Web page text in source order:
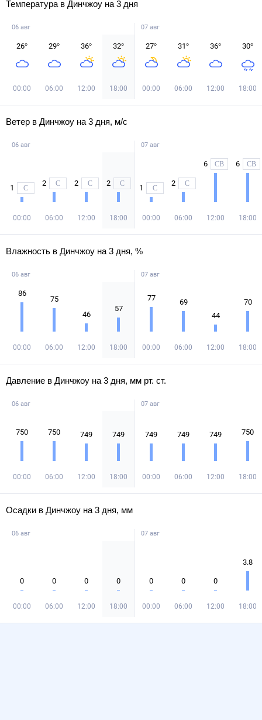
Температура в Динчжоу на 3 дня
06 авг
26°
00:00
29°
06:00
36°
12:00
32°
18:00
07 авг
27°
00:00
31°
06:00
36°
12:00
30°
18:00
Ветер в Динчжоу на 3 дня, м/с
06 авг
1 С
00:00
2 С
06:00
2 С
12:00
2 С
18:00
07 авг
1 С
00:00
2 С
06:00
6 СВ
12:00
6 СВ
18:00
Влажность в Динчжоу на 3 дня, %
06 авг
86
00:00
75
06:00
46
12:00
57
18:00
07 авг
77
00:00
69
06:00
44
12:00
70
18:00
Давление в Динчжоу на 3 дня, мм рт. ст.
06 авг
750
00:00
750
06:00
749
12:00
749
18:00
07 авг
749
00:00
749
06:00
749
12:00
750
18:00
Осадки в Динчжоу на 3 дня, мм
06 авг
0
00:00
0
06:00
0
12:00
0
18:00
07 авг
0
00:00
0
06:00
0
12:00
3.8
18:00